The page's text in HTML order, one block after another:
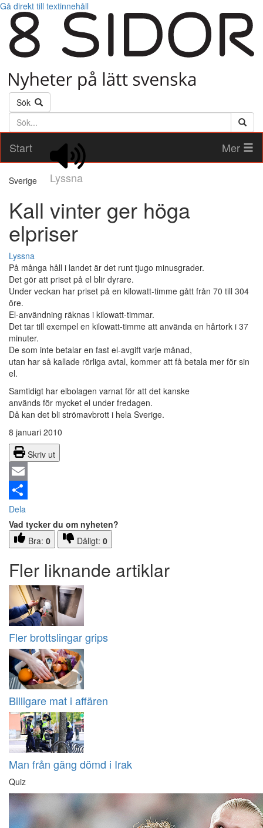
Gå direkt till textinnehåll
Sök
Söktext
Start
Lyssna
Mer
Sverige
Kall vinter ger höga
elpriser
Lyssna
På många håll i landet är det runt tjugo minusgrader.
Det gör att priset på el blir dyrare.
Under veckan har priset på en kilowatt-timme gått från 70 till 304
öre.
El-användning räknas i kilowatt-timmar.
Det tar till exempel en kilowatt-timme att använda en hårtork i 37
minuter.
De som inte betalar en fast el-avgift varje månad,
utan har så kallade rörliga avtal, kommer att få betala mer för sin
el.
Samtidigt har elbolagen varnat för att det kanske
används för mycket el under fredagen.
Då kan det bli strömavbrott i hela Sverige.
8 januari 2010
Skriv ut
Email
Dela
Vad tycker du om nyheten?
Bra: 0 Dåligt: 0
Fler liknande artiklar
Fler brottslingar grips
Billigare mat i affären
Man från gäng dömd i Irak
Quiz